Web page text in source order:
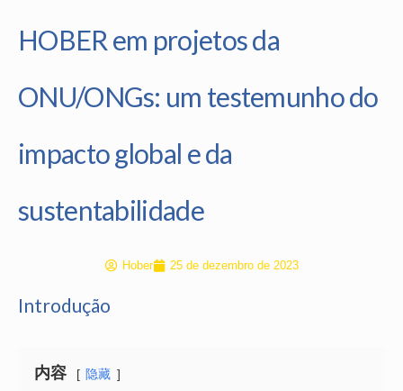
HOBER em projetos da
ONU/ONGs: um testemunho do
impacto global e da
sustentabilidade
Hober 25 de dezembro de 2023
Introdução
内容 隐藏